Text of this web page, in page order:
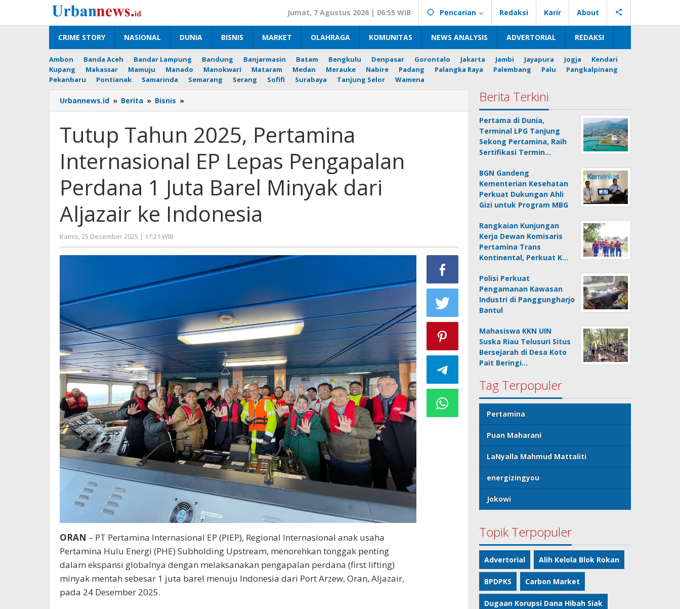
konten
Jumat, 7 Agustus 2026 | 06:55 WIB Pencarian Redaksi Karir About
CRIME STORY NASIONAL DUNIA BISNIS MARKET OLAHRAGA KOMUNITAS NEWS ANALYSIS ADVERTORIAL REDAKSI
Ambon Banda Aceh Bandar Lampung Bandung Banjarmasin Batam Bengkulu Denpasar Gorontalo Jakarta Jambi Jayapura Jogja
Kendari
Kupang
Makassar Mamuju Manado Manokwari Mataram Medan Merauke Nabire Padang Palangka Raya Palembang Palu
Pangkalpinang
Pekanbaru
Pontianak Samarinda Semarang Serang Sofifi Surabaya Tanjung Selor Wamena
Urbannews.id » Berita » Bisnis »
Tahun
Pertamina
Internasional
EP
Lepas
Perdana
1
Juta
Barel
Aljazair
Indonesia
Tutup Tahun 2025, Pertamina
Internasional EP Lepas Pengapalan
Perdana 1 Juta Barel Minyak dari
Aljazair ke Indonesia
Kamis, 25 Desember 2025 | 17:21 WIB
Editor
ORAN – PT Pertamina Internasional EP (PIEP), Regional Internasional anak usaha
Pertamina Hulu Energi (PHE) Subholding Upstream, menorehkan tonggak penting
dalam ekspansi globalnya dengan melaksanakan pengapalan perdana (first lifting)
minyak mentah sebesar 1 juta barel menuju Indonesia dari Port Arzew, Oran, Aljazair,
pada 24 Desember 2025.
Berita Terkini
Pertama di Dunia,
Terminal LPG Tanjung
Sekong Pertamina, Raih
Sertifikasi Termin…
BGN Gandeng
Kementerian Kesehatan
Perkuat Dukungan Ahli
Gizi untuk Program MBG
Rangkaian Kunjungan
Kerja Dewan Komisaris
Pertamina Trans
Kontinental, Perkuat K…
Polisi Perkuat
Pengamanan Kawasan
Industri di Panggungharjo
Bantul
Mahasiswa KKN UIN
Suska Riau Telusuri Situs
Bersejarah di Desa Koto
Pait Beringi…
Tag Terpopuler
Pertamina
Puan Maharani
LaNyalla Mahmud Mattaliti
energizingyou
Jokowi
Topik Terpopuler
Advertorial Alih Kelola Blok Rokan
BPDPKS Carbon Market
Dugaan Korupsi Dana Hibah Siak